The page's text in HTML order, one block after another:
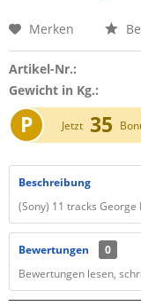
Merken
Artikel-Nr.:
Gewicht in Kg.:
P Jetzt 35
Beschreibung
(Sony) 11 tracks
Bewertungen
0
Bewertungen lesen,